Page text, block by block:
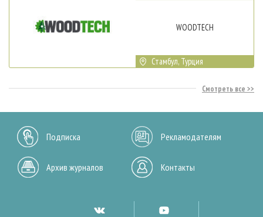
WOODTECH
Стамбул, Турция
Смотреть все
Подписка Рекламодателям
Архив журналов Контакты